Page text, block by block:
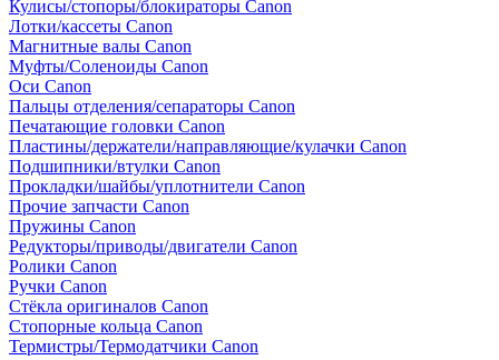
Кулисы/стопоры/блокираторы Canon
Лотки/кассеты Canon
Магнитные валы Canon
Муфты/Соленоиды Canon
Оси Canon
Пальцы отделения/сепараторы Canon
Печатающие головки Canon
Пластины/держатели/направляющие/кулачки Canon
Подшипники/втулки Canon
Прокладки/шайбы/уплотнители Canon
Прочие запчасти Canon
Пружины Canon
Редукторы/приводы/двигатели Canon
Ролики Canon
Ручки Canon
Стёкла оригиналов Canon
Стопорные кольца Canon
Термистры/Термодатчики Canon